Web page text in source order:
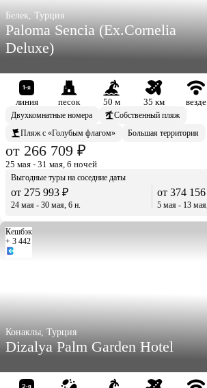
Белек, Турция
Paloma Sencia (Ex.Cornelia
Deluxe)
линия песок 50 м 35 км
везде
Двухкомнатные номера
Собственный пляж
Пляж с «Голубым флагом»
Большая территория
от 266 709 ₽
25 мая - 31 мая, 6 ночей
Выгодные туры на соседние даты
от 275 993 ₽
24 мая - 30 мая, 6 н.
от 374
5 мая - 13
Кешбэк
+ 3 442
Конаклы, Турция
Dizalya Palm Garden Hotel